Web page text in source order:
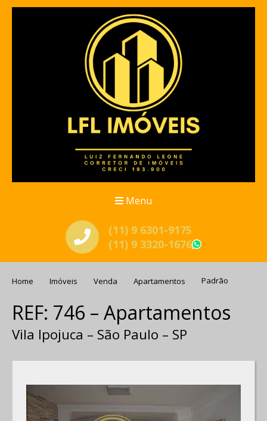
Menu
(11) 9 6301-9175
(11) 9 3320-1676
Home Imóveis Venda Apartamentos Padrão
REF: 746 – Apartamentos
Vila Ipojuca – São Paulo – SP